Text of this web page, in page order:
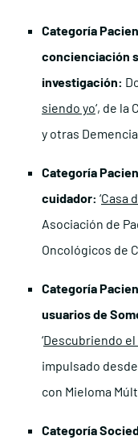
Categoría
concienciación
investigación:
siendo yo‘, de
y otras
Categoría
cuidador: ‘Casa
Asociación de
Oncológicos de
Categoría
usuarios de
‘Descubriendo
impulsado
con Mieloma
Categoría